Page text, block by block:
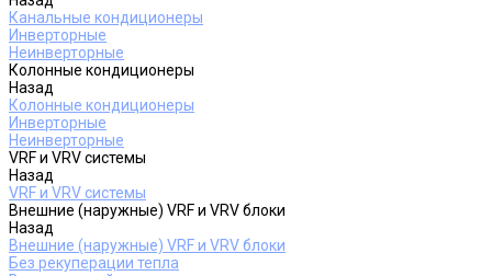
Канальные кондиционеры
Инверторные
Неинверторные
Колонные кондиционеры
Назад
Колонные кондиционеры
Инверторные
Неинверторные
VRF и VRV системы
Назад
VRF и VRV системы
Внешние (наружные) VRF и VRV блоки
Назад
Внешние (наружные) VRF и VRV блоки
Без рекуперации тепла